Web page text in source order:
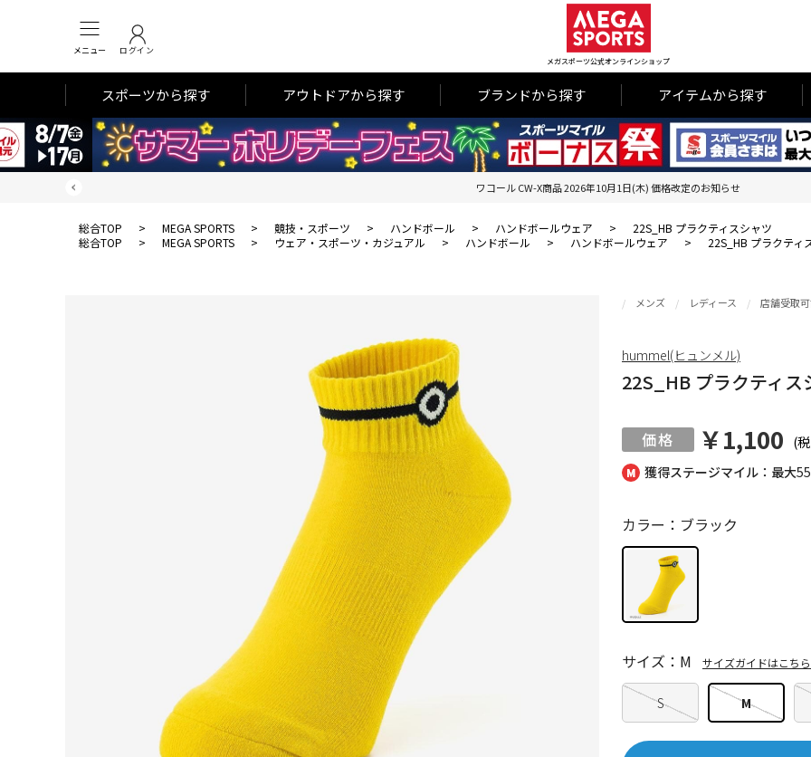
メニュー ログイン
メガスポーツ公式オンラインショップ
スポーツから探す アウトドアから探す ブランドから探す アイテムから探す
ワコール CW-X商品 2026年10月1日(木) 価格改定のお知らせ
総合TOP > MEGA SPORTS > 競技・スポーツ > ハンドボール > ハンドボールウェア >
22S_HB プラクティスシャツ
総合TOP
> MEGA SPORTS > ウェア・スポーツ・カジュアル > ハンドボール > ハンドボールウェア > 22S_HB プラクティ
獲得ステージマイル：最大
メンズ レディース 店舗受取
22S_HB プラクティス
￥1,100 (
カラー：ブラック
S M
サイズ：M サイズガイドはこちら
hummel(ヒュンメル)